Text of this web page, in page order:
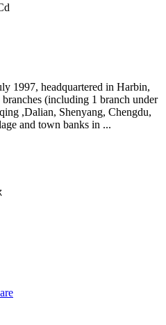
1997, headquartered in Harbin,
(including 1 branch under
,Dalian, Shenyang, Chengdu,
and town banks in ...